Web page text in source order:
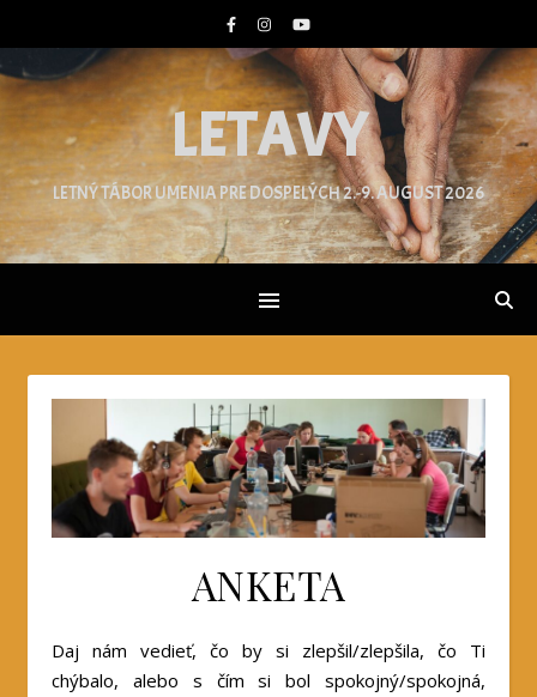
LETAVY
LETNÝ TÁBOR UMENIA PRE DOSPELÝCH 2.-9. AUGUST 2026
ANKETA
Daj nám vedieť, čo by si zlepšil/zlepšila, čo Ti
chýbalo, alebo s čím si bol spokojný/spokojná,